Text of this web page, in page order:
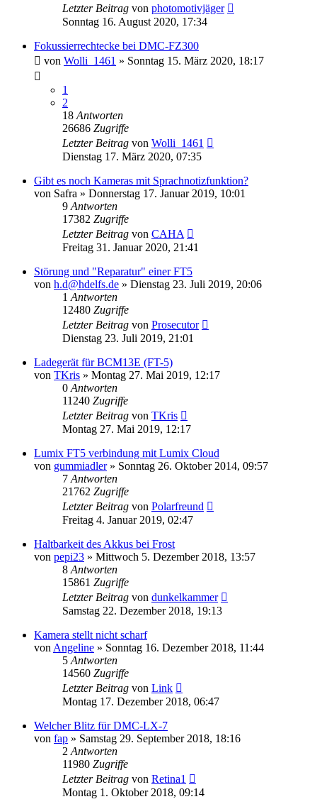
Letzter Beitrag von photomotivjäger
Sonntag 16. August 2020, 17:34
Fokussierrechtecke bei DMC-FZ300
von Wolli_1461 » Sonntag 15. März 2020, 18:17
1
2
18 Antworten
26686 Zugriffe
Letzter Beitrag von Wolli_1461
Dienstag 17. März 2020, 07:35
Gibt es noch Kameras mit Sprachnotizfunktion?
von Safra » Donnerstag 17. Januar 2019, 10:01
9 Antworten
17382 Zugriffe
Letzter Beitrag von CAHA
Freitag 31. Januar 2020, 21:41
Störung und "Reparatur" einer FT5
von h.d@hdelfs.de » Dienstag 23. Juli 2019, 20:06
1 Antworten
12480 Zugriffe
Letzter Beitrag von Prosecutor
Dienstag 23. Juli 2019, 21:01
Ladegerät für BCM13E (FT-5)
von TKris » Montag 27. Mai 2019, 12:17
0 Antworten
11240 Zugriffe
Letzter Beitrag von TKris
Montag 27. Mai 2019, 12:17
Lumix FT5 verbindung mit Lumix Cloud
von gummiadler» Sonntag 26. Oktober 2014, 09:57
7 Antworten
21762 Zugriffe
Letzter Beitrag von Polarfreund
Freitag 4. Januar 2019, 02:47
Haltbarkeit des Akkus bei Frost
von pepi23 » Mittwoch 5. Dezember 2018, 13:57
8 Antworten
15861 Zugriffe
Letzter Beitrag von dunkelkammer
Samstag 22. Dezember 2018, 19:13
Kamera stellt nicht scharf
von Angeline » Sonntag 16. Dezember 2018, 11:44
5 Antworten
14560 Zugriffe
Letzter Beitrag von Link
Montag 17. Dezember 2018, 06:47
Welcher Blitz für DMC-LX-7
von fap » Samstag 29. September 2018, 18:16
2 Antworten
11980 Zugriffe
Letzter Beitrag von Retina1
Montag 1. Oktober 2018, 09:14